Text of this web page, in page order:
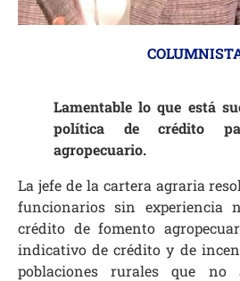
Lamentable lo que está
política de crédito
agropecuario.
La jefe de la cartera agraria
funcionarios sin experiencia
crédito de fomento
indicativo de crédito y de
poblaciones rurales que no